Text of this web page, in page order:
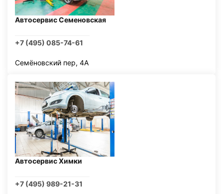
Автосервис Семеновская
+7 (495) 085-74-61
Семёновский пер, 4А
Автосервис Химки
+7 (495) 989-21-31